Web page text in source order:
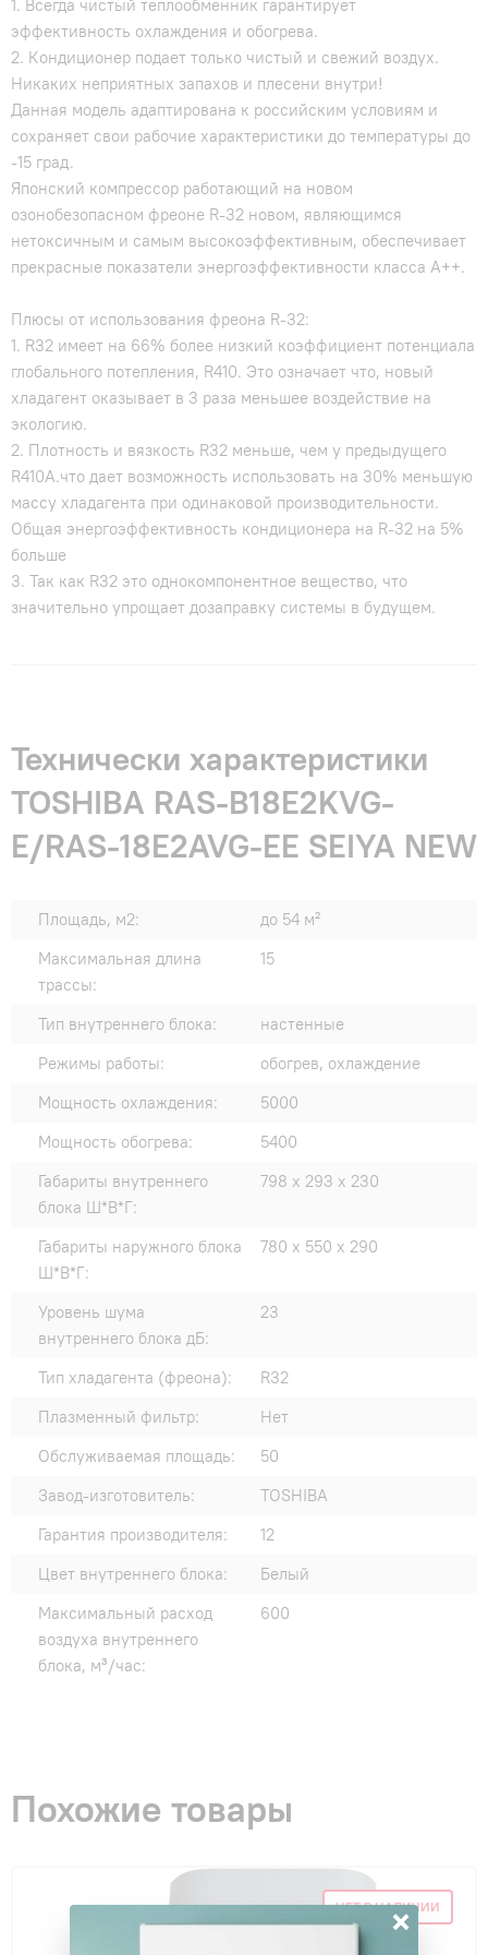
1. Всегда чистый теплообменник гарантирует
эффективность охлаждения и обогрева.
2. Кондиционер подает только чистый и свежий воздух.
Никаких неприятных запахов и плесени внутри!
Данная модель адаптирована к российским условиям и
сохраняет свои рабочие характеристики до температуры до
-15 град.
Японский компрессор работающий на новом
озонобезопасном фреоне R-32 новом, являющимся
нетоксичным и самым высокоэффективным, обеспечивает
прекрасные показатели энергоэффективности класса А++.
Плюсы от использования фреона R-32:
1. R32 имеет на 66% более низкий коэффициент потенциала
глобального потепления, R410. Это означает что, новый
хладагент оказывает в 3 раза меньшее воздействие на
экологию.
2. Плотность и вязкость R32 меньше, чем у предыдущего
R410A.что дает возможность использовать на 30% меньшую
массу хладагента при одинаковой производительности.
Общая энергоэффективность кондиционера на R-32 на 5%
больше
3. Так как R32 это однокомпонентное вещество, что
значительно упрощает дозаправку системы в будущем.
Технически характеристики
TOSHIBA RAS-B18E2KVG-
E/RAS-18E2AVG-EE SEIYA NEW
Площадь, м2:
до 54 м²
Максимальная длина
трассы:
15
Тип внутреннего блока:
настенные
Режимы работы:
обогрев, охлаждение
Мощность охлаждения:
5000
Мощность обогрева:
5400
Габариты внутреннего
блока Ш*В*Г:
798 x 293 x 230
Габариты наружного блока
Ш*В*Г:
780 х 550 х 290
Уровень шума
внутреннего блока дБ:
23
Тип хладагента (фреона):
R32
Плазменный фильтр:
Нет
Обслуживаемая площадь:
50
Завод-изготовитель:
TOSHIBA
Гарантия производителя:
12
Цвет внутреннего блока:
Белый
Максимальный расход
воздуха внутреннего
блока, м³/час:
600
Похожие товары
НЕТ В НАЛИЧИИ
×